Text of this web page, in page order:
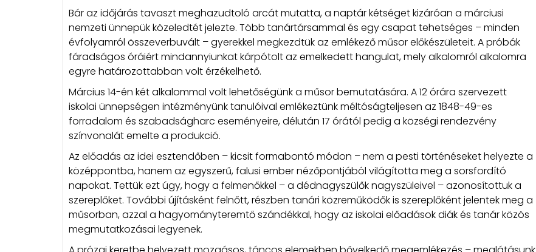
Bár az időjárás tavaszt meghazudtoló arcát mutatta, a naptár kétséget kizáróan a márciusi
nemzeti ünnepük közeledtét jelezte. Több tanártársammal és egy csapat tehetséges – minden
évfolyamról összeverbuvált – gyerekkel megkezdtük az emlékező műsor előkészületeit. A próbák
fáradságos óráiért mindannyiunkat kárpótolt az emelkedett hangulat, mely alkalomról alkalomra
egyre határozottabban volt érzékelhető.
Március 14-én két alkalommal volt lehetőségünk a műsor bemutatására. A 12 órára szervezett
iskolai ünnepségen intézményünk tanulóival emlékeztünk méltóságteljesen az 1848-49-es
forradalom és szabadságharc eseményeire, délután 17 órától pedig a községi rendezvény
színvonalát emelte a produkció.
Az előadás az idei esztendőben – kicsit formabontó módon – nem a pesti történéseket helyezte a
középpontba, hanem az egyszerű, falusi ember nézőpontjából világította meg a sorsfordító
napokat. Tettük ezt úgy, hogy a felmenőkkel – a dédnagyszülők nagyszüleivel – azonosítottuk a
szereplőket. További újításként felnőtt, részben tanári közreműködők is szereplőként jelentek meg a
műsorban, azzal a hagyományteremtő szándékkal, hogy az iskolai előadások diák és tanár közös
megmutatkozásai legyenek.